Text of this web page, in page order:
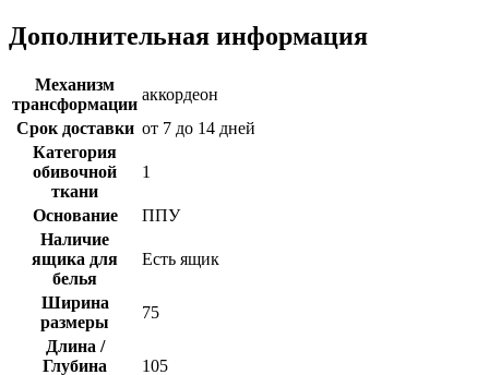
Дополнительная информация
Механизм
трансформации
аккордеон
Срок доставки от 7 до 14 дней
Категория
обивочной
ткани
1
Основание
ППУ
Наличие
ящика для
белья
Есть ящик
Ширина
размеры
75
Длина /
Глубина
105